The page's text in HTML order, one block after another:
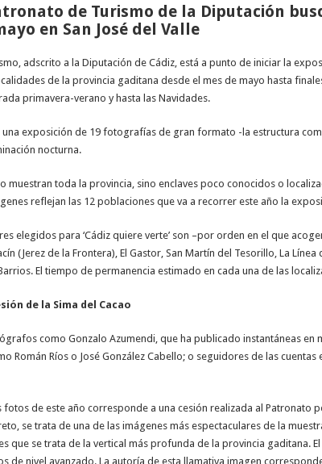
de Turismo de la Diputación
en San José del Valle
adscrito a la Diputación de Cádiz, está a punto de iniciar la
de la provincia gaditana desde el mes de mayo hasta
primavera-verano y hasta las Navidades.
una exposición de 19 fotografías de gran formato -la estructura
nocturna.
muestran toda la provincia, sino enclaves poco conocidos o
reflejan las 12 poblaciones que va a recorrer este año la
elegidos para ‘Cádiz quiere verte’ son –por orden en el que
(Jerez de la Frontera), El Gastor, San Martín del Tesorillo, La
El tiempo de permanencia estimado en cada una de las
de la Sima del Cacao
como Gonzalo Azumendi, que ha publicado instantáneas en
Román Ríos o José González Cabello; o seguidores de las
fotos de este año corresponde a una cesión realizada al Patronato
se trata de una de las imágenes más espectaculares de la
que se trata de la vertical más profunda de la provincia gaditana.
de nivel avanzado. La autoría de esta llamativa imagen